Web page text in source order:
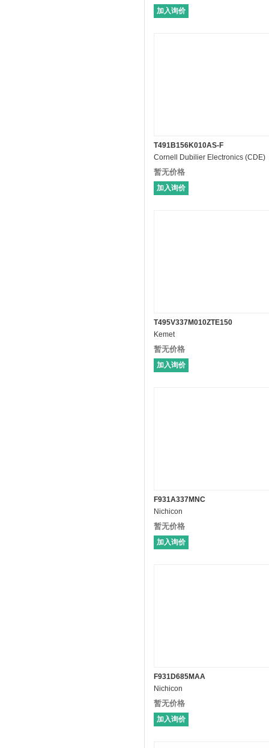
加入询价
T491B156K010AS-F
Cornell Dubilier Electronics (CDE)
暂无价格
加入询价
T495V337M010ZTE150
Kemet
暂无价格
加入询价
F931A337MNC
Nichicon
暂无价格
加入询价
F931D685MAA
Nichicon
暂无价格
加入询价